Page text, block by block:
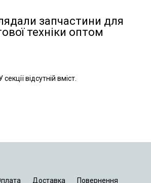
запчастини для
техніки оптом
секції відсутній вміст.
Доставка Повернення